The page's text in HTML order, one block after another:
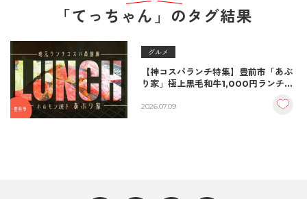
「てっちゃん」のタグ結果
グルメ
【神コスパランチ特集】豊前市「あぶ
り家」極上黒毛和牛1,000円ランチ！
2026.07.09